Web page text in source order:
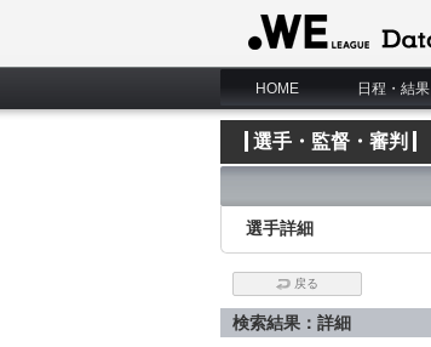
WE LEAGUE Data Site
HOME 日程・結果
選手・監督・審判
選手詳細
戻る
検索結果：詳細